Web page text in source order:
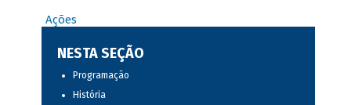
Ações
NESTA SEÇÃO
Programação
História